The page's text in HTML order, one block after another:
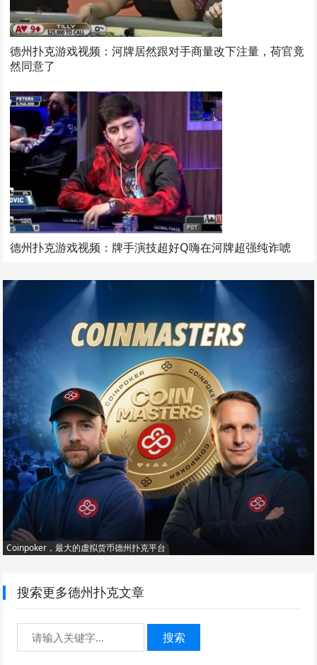
德州扑克游戏视频：河牌居然跟对手商量改下注量，荷官竟
然同意了
德州扑克游戏视频：牌手演技超好Q嗨在河牌超强纯诈唬
Coinpoker，最大的虚拟货币德州扑克平台
搜索更多德州扑克文章
搜索